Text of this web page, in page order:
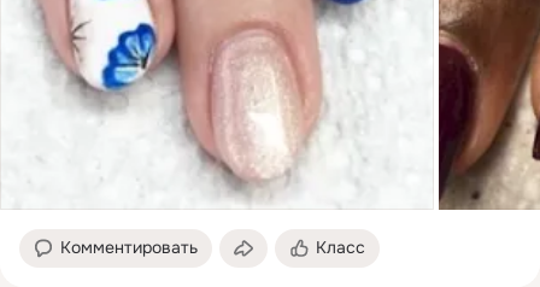
Комментировать Класс